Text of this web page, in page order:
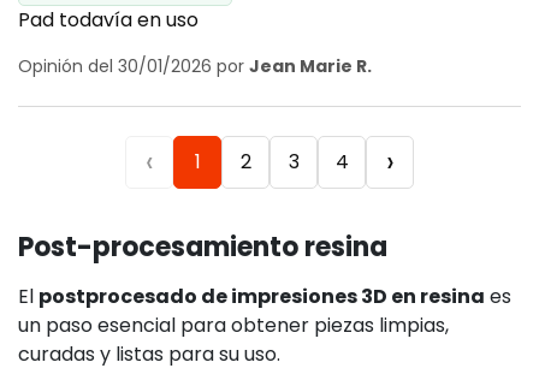
Pad todavía en uso
Opinión del 30/01/2026 por Jean Marie R.
‹ 1 2 3 4 ›
Post-procesamiento resina
El postprocesado de impresiones 3D en resina es
un paso esencial para obtener piezas limpias,
curadas y listas para su uso.